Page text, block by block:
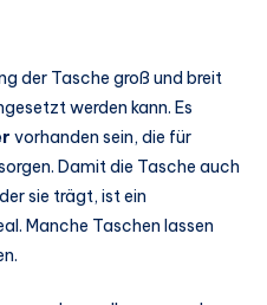
der Tasche groß und breit
werden kann. Es
vorhanden sein, die für
Damit die Tasche auch
sie trägt, ist ein
Manche Taschen lassen